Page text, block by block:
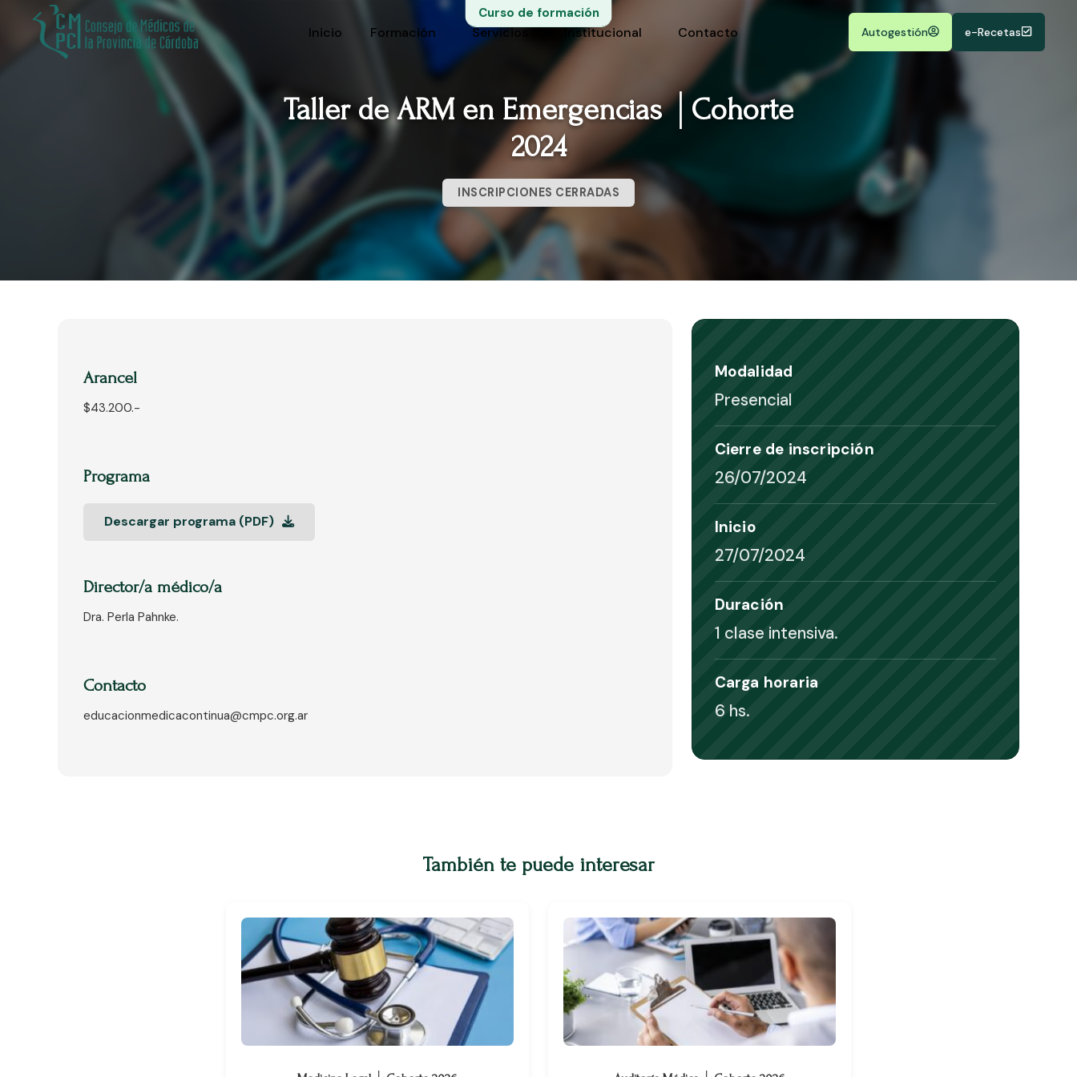
Inicio Formación Servicios Institucional Contacto Autogestión e-Recetas
Curso de formación
Taller de ARM en Emergencias │Cohorte
2024
INSCRIPCIONES CERRADAS
Arancel
$43.200.-
Programa
Descargar programa (PDF)
Director/a médico/a
Dra. Perla Pahnke.
Contacto
educacionmedicacontinua@cmpc.org.ar
Modalidad
Presencial
Cierre de inscripción
26/07/2024
Inicio
27/07/2024
Duración
1 clase intensiva.
Carga horaria
6 hs.
También te puede interesar